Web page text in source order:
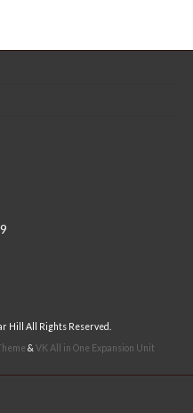
Hill All Rights Reserved.
& VK All in One Expansion Unit